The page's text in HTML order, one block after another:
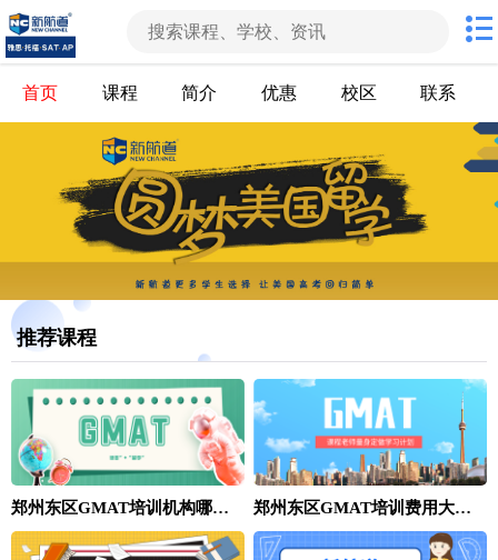
首页 课程 简介 优惠 校区 联系
推荐课程
郑州东区GMAT培训机构哪家正规？ 郑州东区GMAT培训费用大概多少？